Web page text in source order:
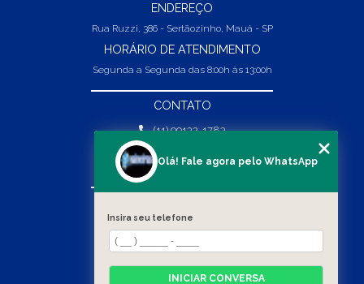
ENDEREÇO
Rua Ruzzi, 386 - Sertãozinho, Mauá - SP
HORÁRIO DE ATENDIMENTO
Segunda a Segunda das 8:00h às 13:00h
CONTATO
(11) 99132-1783
(11) 99132-1783
vendas@abpaineiras.com.br
SOBRE NÓS
PRODUTOS
Olá! Fale agora pelo WhatsApp
Insira seu telefone
INICIAR CONVERSA